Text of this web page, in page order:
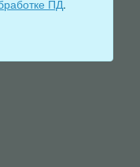
безопасности
комфортной
среды
ПД.